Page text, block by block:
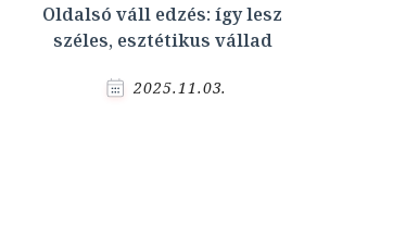
Oldalsó váll edzés: így lesz
széles, esztétikus vállad
2025.11.03.